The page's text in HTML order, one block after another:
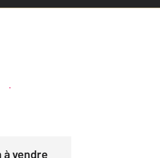
une alerte
à vendre